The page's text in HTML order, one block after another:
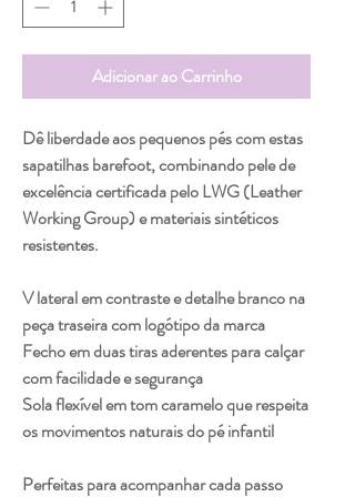
Adicionar ao Carrinho
Dê liberdade aos pequenos pés com estas
sapatilhas barefoot, combinando pele de
excelência certificada pelo LWG (Leather
Working Group) e materiais sintéticos
resistentes.
V lateral em contraste e detalhe branco na
peça traseira com logótipo da marca
Fecho em duas tiras aderentes para calçar
com facilidade e segurança
Sola flexível em tom caramelo que respeita
os movimentos naturais do pé infantil
Perfeitas para acompanhar cada passo